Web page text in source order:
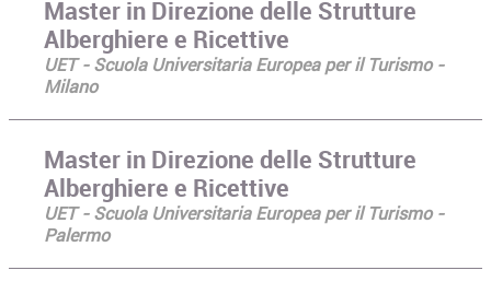
Master in Direzione delle Strutture
Alberghiere e Ricettive
UET - Scuola Universitaria Europea per il Turismo -
Milano
Master in Direzione delle Strutture
Alberghiere e Ricettive
UET - Scuola Universitaria Europea per il Turismo -
Palermo